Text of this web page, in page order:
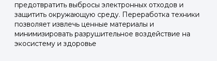
предотвратить выбросы электронных отходов и
защитить окружающую среду. Переработка техники
позволяет извлечь ценные материалы и
минимизировать разрушительное воздействие на
экосистему и здоровье